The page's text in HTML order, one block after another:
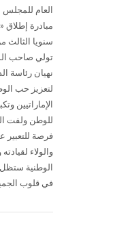
العام للمجلس
مبادرة إطلاق
سنويا
تولي صاحب
نهيان رئاسة
لتعزيز حب
الإماراتيين
للوطن ولفت
فرصة للتعبير
والولاء
الوطنية
في قلوب